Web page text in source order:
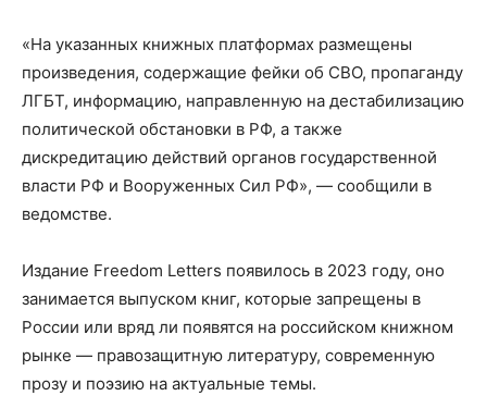
«На указанных книжных платформах размещены
произведения, содержащие фейки об СВО, пропаганду
ЛГБТ, информацию, направленную на дестабилизацию
политической обстановки в РФ, а также
дискредитацию действий органов государственной
власти РФ и Вооруженных Сил РФ», — сообщили в
ведомстве.
Издание Freedom Letters появилось в 2023 году, оно
занимается выпуском книг, которые запрещены в
России или вряд ли появятся на российском книжном
рынке — правозащитную литературу, современную
прозу и поэзию на актуальные темы.